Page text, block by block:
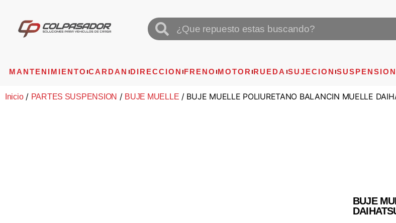
MANTENIMIENTO CARDAN DIRECCION FRENO MOTOR RUEDA SUJECION SUSPENSION
Inicio/ PARTES SUSPENSION / BUJE MUELLE / BUJE MUELLE POLIURETANO BALANCIN MUELLE
BUJE